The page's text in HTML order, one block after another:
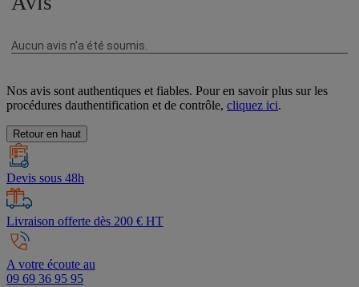
Nos avis sont authentiques et fiables. Pour en savoir plus sur les
procédures dauthentification et de contrôle, cliquez ici.
Retour en haut
Devis sous 48h
Livraison offerte dès 200 € HT
A votre écoute au
09 69 36 95 95